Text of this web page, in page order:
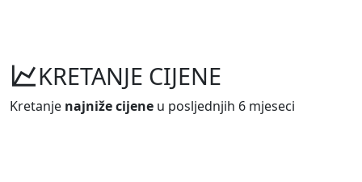
KRETANJE CIJENE
Kretanje najniže cijene u posljednjih 6 mjeseci